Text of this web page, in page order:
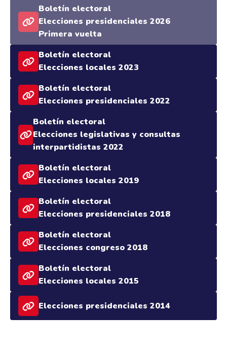
Boletín electoral
Elecciones presidenciales 2026
Primera vuelta
Boletín electoral
Elecciones locales 2023
Boletín electoral
Elecciones presidenciales 2022
Boletín electoral
Elecciones legislativas y consultas
interpartidistas 2022
Boletín electoral
Elecciones locales 2019
Boletín electoral
Elecciones presidenciales 2018
Boletín electoral
Elecciones congreso 2018
Boletín electoral
Elecciones locales 2015
Elecciones presidenciales 2014